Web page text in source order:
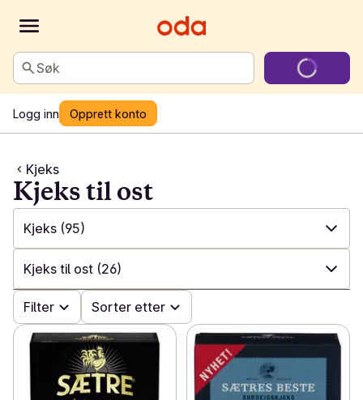
Søk
Logg inn Opprett konto
Kjeks
Kjeks til ost
Kjeks (95)
✓ Alle (310)
✓ Iskrem i boks (92)
✓ Porsjonsis (46)
✓ Dessert (91)
Kjeks til ost (26)
✓ Alle (95)
✓ Cookies (18)
✓ Søtkjeks (49)
Filter Sorter etter